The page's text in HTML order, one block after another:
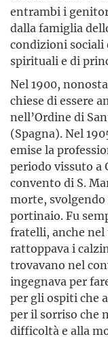
entrambi i
dalla famiglia
condizioni sociali
spirituali e di
Nel 1900,
chiese di essere
nell’Ordine di
(Spagna). Nel
emise la
periodo vissuto a
convento di S.
morte,
portinaio. Fu
fratelli, anche
rattoppava i
trovavano nel
ingegnava per
per gli ospiti che
per il sorriso che
difficoltà e alla